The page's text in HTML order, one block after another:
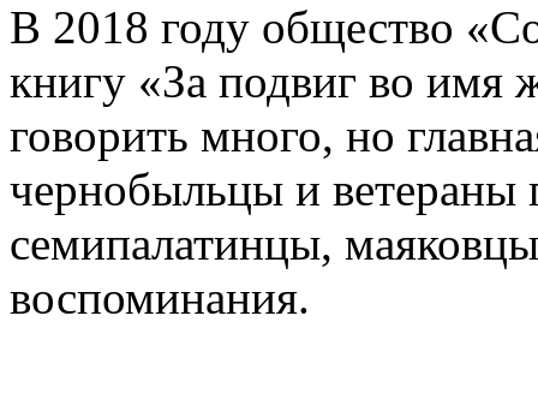
В 2018 году общество
книгу «За подвиг во
говорить много, но
чернобыльцы и ветераны
семипалатинцы,
воспоминания.